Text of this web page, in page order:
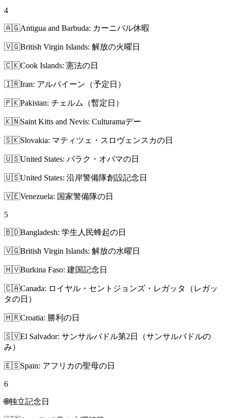
4
🇦🇬Antigua and Barbuda: カーニバル休暇
🇻🇬British Virgin Islands: 解放の火曜日
🇨🇰Cook Islands: 憲法の日
🇮🇷Iran: アルバイーン（予定日）
🇵🇰Pakistan: チェルム（暫定日）
🇰🇳Saint Kitts and Nevis: Culturamaデー
🇸🇰Slovakia: マティツェ・スロヴェンスカの日
🇺🇸United States: バラク・オバマの日
🇺🇸United States: 沿岸警備隊創設記念日
🇻🇪Venezuela: 国家警備隊の日
5
🇧🇩Bangladesh: 学生人民蜂起の日
🇻🇬British Virgin Islands: 解放の水曜日
🇭🇻Burkina Faso: 建国記念日
🇨🇦Canada: ロイヤル・セントジョンズ・レガッタ（レガッ
タの日）
🇭🇷Croatia: 勝利の日
🇸🇻El Salvador: サンサルバドル第2日（サンサルバドルの
み）
🇪🇸Spain: アフリカの聖母の日
6
🌐独立記念日